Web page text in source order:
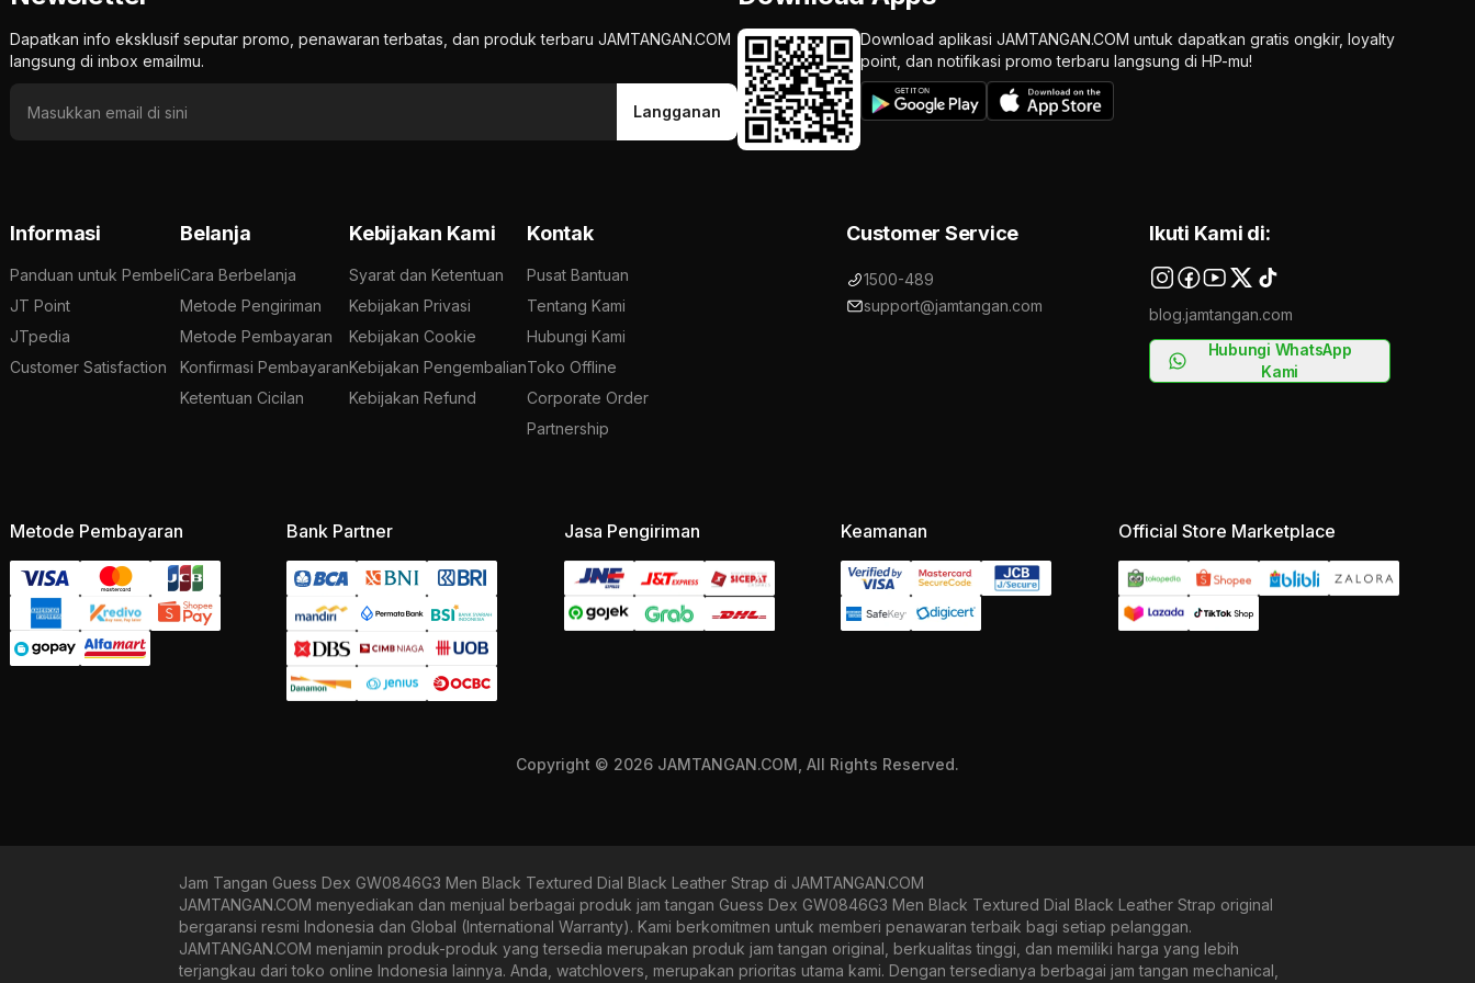
Dapatkan info eksklusif seputar promo, penawaran terbatas, dan produk terbaru JAMTANGAN.COM
langsung di inbox emailmu.
Langganan
Download aplikasi JAMTANGAN.COM untuk dapatkan gratis ongkir, loyalty
point, dan notifikasi promo terbaru langsung di HP-mu!
Informasi
Panduan untuk Pembeli
JT Point
JTpedia
Customer Satisfaction
Belanja
Cara Berbelanja
Metode Pengiriman
Metode Pembayaran
Konfirmasi Pembayaran
Ketentuan Cicilan
Kebijakan Kami
Syarat dan Ketentuan
Kebijakan Privasi
Kebijakan Cookie
Kebijakan Pengembalian
Kebijakan Refund
Kontak
Pusat Bantuan
Tentang Kami
Hubungi Kami
Toko Offline
Corporate Order
Partnership
Customer Service
1500-489
support@jamtangan.com
Ikuti Kami di:
blog.jamtangan.com
Hubungi WhatsApp
Kami
Metode Pembayaran Bank Partner Jasa Pengiriman Keamanan Official Store Marketplace
Copyright © 2026 JAMTANGAN.COM, All Rights Reserved.
Jam Tangan Guess Dex GW0846G3 Men Black Textured Dial Black Leather Strap di JAMTANGAN.COM
JAMTANGAN.COM menyediakan dan menjual berbagai produk jam tangan Guess Dex GW0846G3 Men Black Textured Dial Black Leather Strap original
bergaransi resmi Indonesia dan Global (International Warranty). Kami berkomitmen untuk memberi penawaran terbaik bagi setiap pelanggan.
JAMTANGAN.COM menjamin produk-produk yang tersedia merupakan produk jam tangan original, berkualitas tinggi, dan memiliki harga yang lebih
terjangkau dari toko online Indonesia lainnya. Anda, watchlovers, merupakan prioritas utama kami. Dengan tersedianya berbagai jam tangan mechanical,